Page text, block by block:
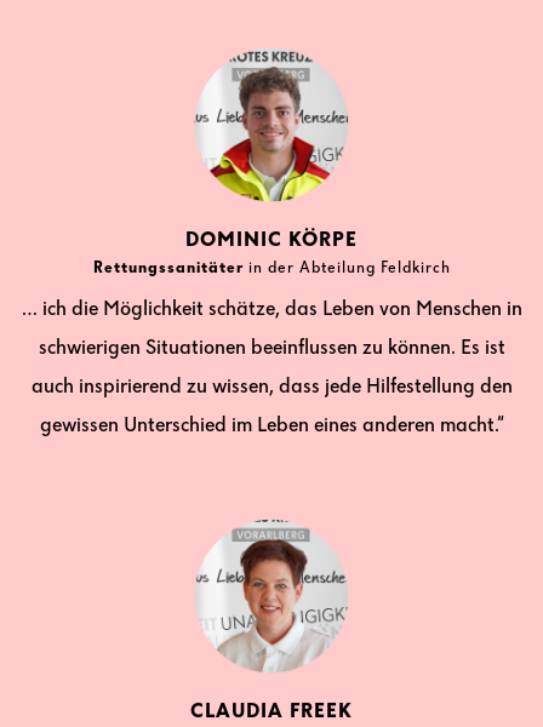
DOMINIC KÖRPE
Rettungssanitäterin der Abteilung Feldkirch
… ich die Möglichkeit schätze, das Leben von Menschen in
schwierigen Situationen beeinflussen zu können. Es ist
auch inspirierend zu wissen, dass jede Hilfestellung den
gewissen Unterschied im Leben eines anderen macht.“
CLAUDIA FREEK